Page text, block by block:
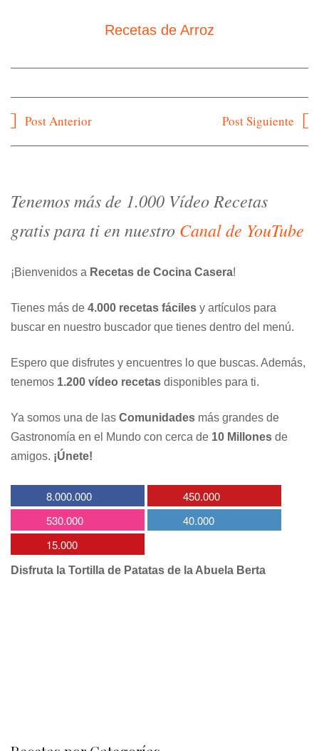
Recetas de Arroz
Navegación
Post Anterior Post Siguiente
Tenemos más de 1.000 Vídeo Recetas
gratis para ti en nuestro Canal de YouTube
¡Bienvenidos a Recetas de Cocina Casera!
Tienes más de 4.000 recetas fáciles y artículos para
buscar en nuestro buscador que tienes dentro del menú.
Espero que disfrutes y encuentres lo que buscas. Además,
tenemos 1.200 vídeo recetas disponibles para ti.
Ya somos una de las Comunidades más grandes de
Gastronomía en el Mundo con cerca de 10 Millones de
amigos. ¡Únete!
8.000.000
450.000
530.000
40.000
15.000
Disfruta la Tortilla de Patatas de la Abuela Berta